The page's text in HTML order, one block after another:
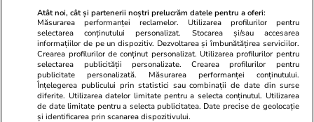
© 2026 Ringier Romania. Toate drepturile rezervate
Actualizare preferințe cookies
Atât noi, cât și partenerii noștri prelucrăm datele pentru a oferi:
Măsurarea performanței reclamelor. Utilizarea profilurilor pentru
selectarea conținutului personalizat. Stocarea și/sau accesarea
informațiilor de pe un dispozitiv. Dezvoltarea și îmbunătățirea serviciilor.
Crearea profilurilor de conținut personalizat. Utilizarea profilurilor pentru
selectarea publicității personalizate. Crearea profilurilor pentru
publicitate personalizată. Măsurarea performanței conținutului.
Înțelegerea publicului prin statistici sau combinații de date din surse
diferite. Utilizarea datelor limitate pentru a selecta conținutul. Utilizarea
de date limitate pentru a selecta publicitatea. Date precise de geolocație
și identificarea prin scanarea dispozitivului.